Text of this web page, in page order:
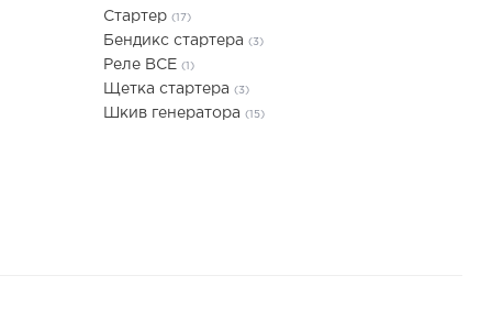
Стартер (17)
Бендикс стартера (3)
Реле ВСЕ (1)
Щетка стартера (3)
Шкив генератора (15)